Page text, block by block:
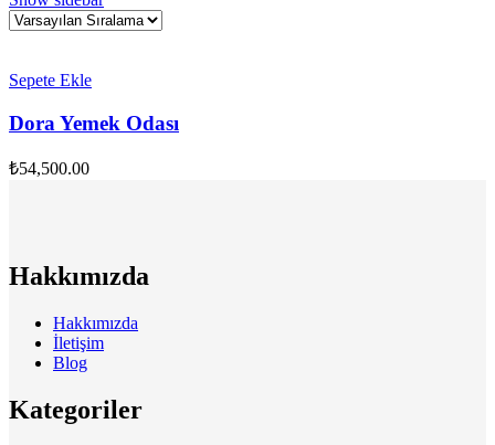
Sepete Ekle
Dora Yemek Odası
₺54,500.00
Hakkımızda
Hakkımızda
İletişim
Blog
Kategoriler